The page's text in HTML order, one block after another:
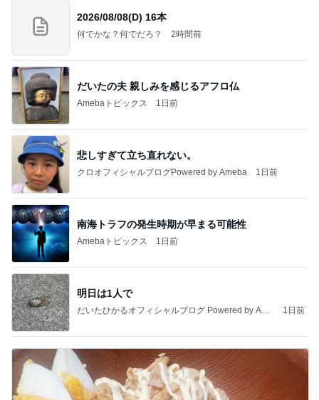
2026/08/08(D) 16本
何でかな？何でだろ？ 2時間前
だいたの夫 親しみを感じるアフロ仏
Amebaトピックス 1日前
悲しすぎて立ち直れない。
クロオフィシャルブログPowered by Ameba 1日前
南海トラフの発生時期が早まる可能性
Amebaトピックス 1日前
明日は1人で
だいたひかるオフィシャルブログ Powered by Ame
1日前